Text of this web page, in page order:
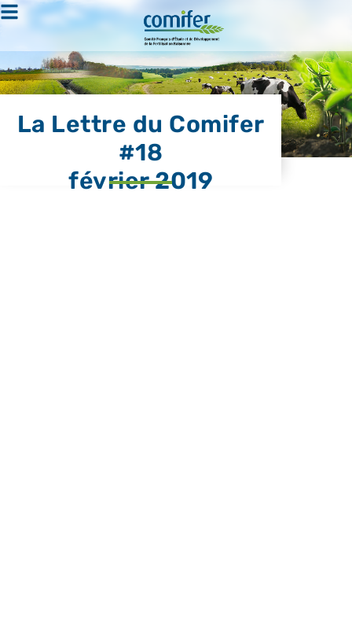
La Lettre du Comifer
#18
février 2019